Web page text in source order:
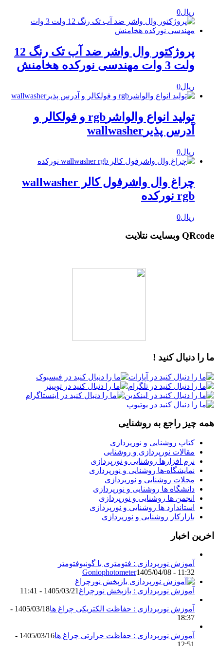
ریال0
پروژکتور وال واشر ضد آب تک رنگ 12
ولت 3 وات مهندسی نورکده هخامنش
ریال0
تولید انواع والواشرrgb و فولکالر و
آدرس پذیرwallwasher
ریال0
چراغ وال واشرفول کالر wallwasher
rgb نورکده
ریال0
QRcode وبسایت نتلایت
ما را دنبال کنید !
همه چیز راجع به روشنایی
کتاب روشنایی و نورپردازی
مقالات نورپردازی و روشنایی
نرم افزارها روشنایی و نورپردازی
نمایشگاه-ها روشنایی و نورپردازی
مجلات روشنایی و نورپردازی
دانشگاه ها روشنایی و نورپردازی
انجمن ها روشنایی و نورپردازی
استاندارد ها روشنایی و نورپردازی
بازارکار روشنایی و نورپردازی
اخرین اخبار
آموزش نورپردازی : فتومتری با گونیوفتومتر
Goniophotometer1405/04/08 - 11:32
آموزش نورپردازی : بازپخش نورچراغ1405/03/21 - 11:41
آموزش نورپردازی : حفاظت الکتریکی چراغ ها
1405/03/18 -
18:37
آموزش نورپردازی : حفاظت حرارتی چراغ ها
1405/03/16 -